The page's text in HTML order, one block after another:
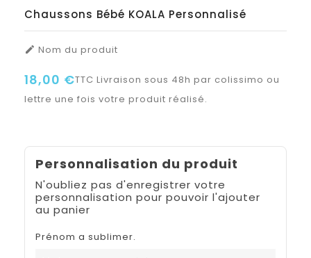
Chaussons Bébé KOALA Personnalisé
 Nom du produit
18,00 €TTC Livraison sous 48h par colissimo ou
lettre une fois votre produit réalisé.
Personnalisation du produit
N'oubliez pas d'enregistrer votre
personnalisation pour pouvoir l'ajouter
au panier
Prénom a sublimer.